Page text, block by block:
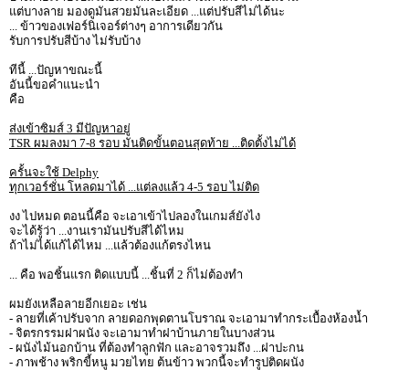
แต่บางลาย มองดูมันสวยมันละเอียด ...แต่ปรับสีไม่ได้นะ
... ข้าวของเฟอร์นิเจอร์ต่างๆ อาการเดียวกัน
รับการปรับสีบ้าง ไม่รับบ้าง
ทีนี้ ...ปัญหาขณะนี้
อันนี้ขอคำแนะนำ
คือ
ส่งเข้าซิมส์ 3 มีปัญหาอยู่
TSR ผมลงมา 7-8 รอบ มันติดขั้นตอนสุดท้าย ...ติดตั้งไม่ได้
ครั้นจะใช้ Delphy
ทุกเวอร์ชั่น โหลดมาได้ ...แต่ลงแล้ว 4-5 รอบ ไม่ติด
งง ไปหมด ตอนนี้คือ จะเอาเข้าไปลองในเกมส์ยังไง
จะได้รู้ว่า ...งานเรามันปรับสีได้ไหม
ถ้าไม่ได้แก้ได้ไหม ...แล้วต้องแก้ตรงไหน
... คือ พอชิ้นแรก ติดแบบนี้ ...ชิ้นที่ 2 ก็ไม่ต้องทำ
ผมยังเหลือลายอีกเยอะ เช่น
- ลายที่เค้าปรับจาก ลายดอกพุดตานโบราณ จะเอามาทำกระเบื้องห้องน้ำ
- จิตรกรรมฝาผนัง จะเอามาทำฝาบ้านภายในบางส่วน
- ผนังไม้นอกบ้าน ที่ต้องทำลูกฟัก และอาจรวมถึง ...ฝาปะกน
- ภาพช้าง พริกขี้หนู มวยไทย ต้นข้าว พวกนี้จะทำรูปติดผนัง